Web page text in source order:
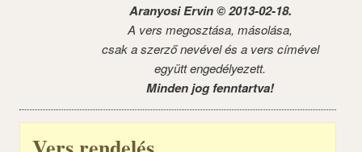
Aranyosi Ervin © 2013-02-18.
A vers megosztása, másolása,
csak a szerző nevével és a vers címével
együtt engedélyezett.
Minden jog fenntartva!